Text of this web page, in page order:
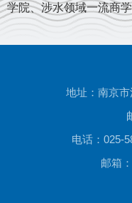
学院、涉水领域一流商
地址：南京
电话：025-
邮箱